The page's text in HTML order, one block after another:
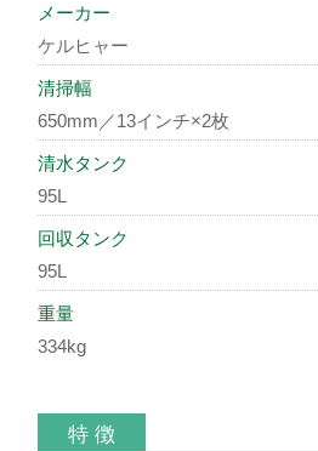
メーカー
ケルヒャー
清掃幅
650mm／13インチ×2枚
清水タンク
95L
回収タンク
95L
重量
334kg
特 徴